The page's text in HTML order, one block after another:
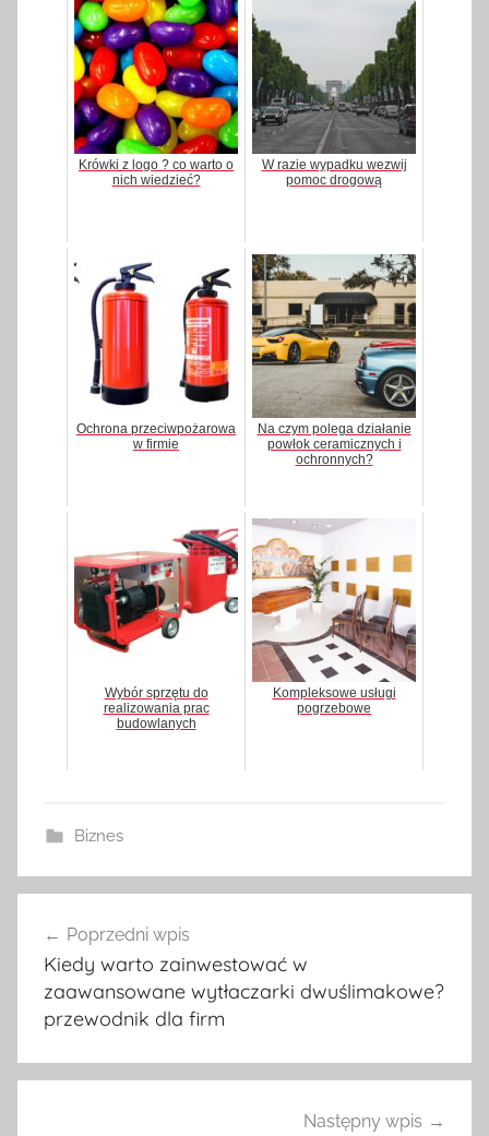
Krówki z logo ? co warto o
nich wiedzieć?
W razie wypadku wezwij
pomoc drogową
Ochrona przeciwpożarowa
w firmie
Na czym polega działanie
powłok ceramicznych i
ochronnych?
Wybór sprzętu do
realizowania prac
budowlanych
Kompleksowe usługi
pogrzebowe
Biznes
Nawigacja
wpisu
Poprzedni wpis
Kiedy warto zainwestować w
zaawansowane wytłaczarki dwuślimakowe?
przewodnik dla firm
Następny wpis